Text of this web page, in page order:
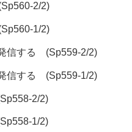
2/2)
1/2)
信する (Sp559-2/2)
信する (Sp559-1/2)
2/2)
1/2)